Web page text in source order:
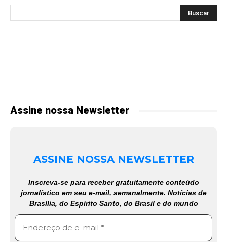
Assine nossa Newsletter
ASSINE NOSSA NEWSLETTER
Inscreva-se para receber gratuitamente conteúdo
jornalístico em seu e-mail, semanalmente. Notícias de
Brasília, do Espírito Santo, do Brasil e do mundo